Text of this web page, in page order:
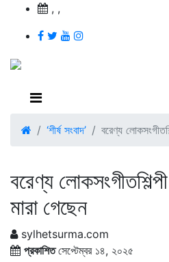
, ,
‘শীর্ষ সংবাদ’ বরেণ্য
বরেণ্য
মারা গেছেন
sylhetsurma.com
প্রকাশিতসেপ্টেম্বর ১৪, ২০২৫